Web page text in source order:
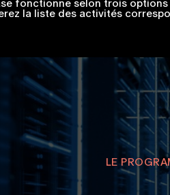
fonctionne selon trois
la liste des activités
LE